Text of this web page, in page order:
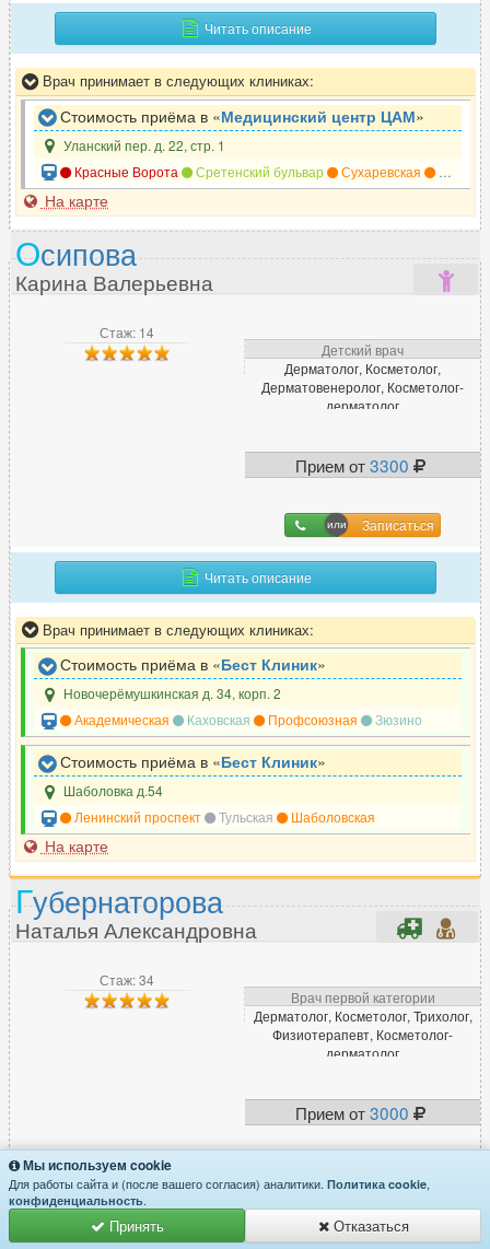
Читать описание
Врач принимает в следующих клиниках:
Стоимость приёма в «Медицинский центр ЦАМ»
Уланский пер. д. 22, стр. 1
Красные Ворота
Сретенский бульвар Сухаревская Тургеневская
На карте
Стаж: 14
Детский врач
Дерматолог, Косметолог,
Дерматовенеролог, Косметолог-
дерматолог
Прием от3300
Записаться
Осипова
Карина Валерьевна
Читать описание
Врач принимает в следующих клиниках:
Стоимость приёма в «Бест Клиник»
Новочерёмушкинская д. 34, корп. 2
Академическая
Каховская Профсоюзная Зюзино
Стоимость приёма в «Бест Клиник»
Шаболовка д.54
Ленинский проспект
Тульская Шаболовская
На карте
Стаж: 34
Врач первой категории
Дерматолог, Косметолог, Трихолог,
Физиотерапевт, Косметолог-
дерматолог
Прием от3000
Губернаторова
Наталья Александровна
Мы используем cookie
Для работы сайта и (после вашего согласия) аналитики. Политика cookie,
конфиденциальность.
Принять Отказаться